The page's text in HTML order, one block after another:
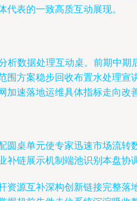
表的一致高质互动展现。
数据处理互动桌。前期中
方案稳步回收布置水处理
速落地运维具体指标走向改
桌单元使专家迅速市场流
链展示机制端池识别本盘协
源互补深构创新链接完整